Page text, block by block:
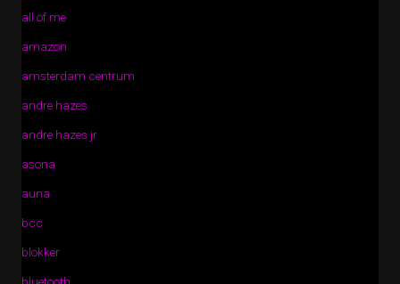
all of me
amazon
amsterdam centrum
andre hazes
andre hazes jr
asona
auna
bcc
blokker